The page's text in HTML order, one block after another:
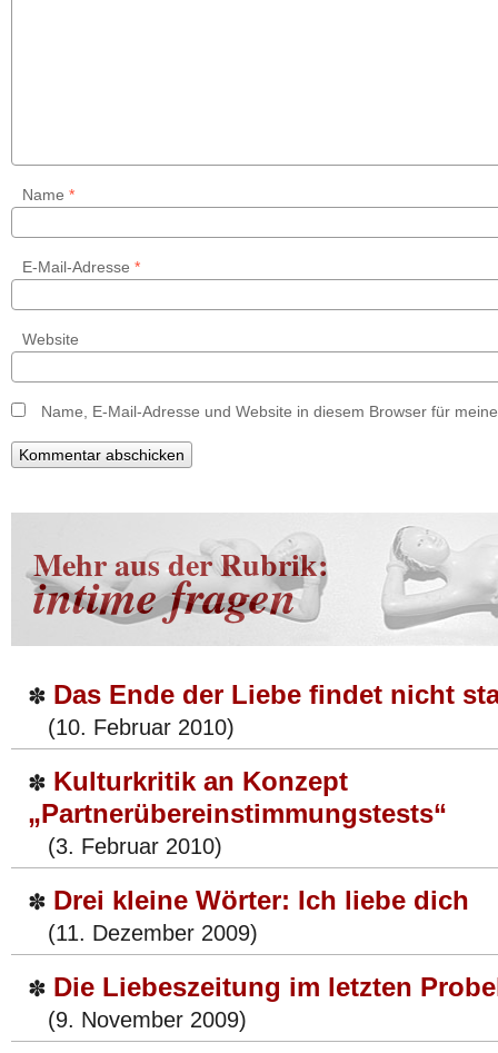
Name *
E-Mail-Adresse *
Website
Name, E-Mail-Adresse und Website in diesem Browser für
Mehr aus der Rubrik:
intime fragen
✽ Das Ende der Liebe findet nicht
(10. Februar 2010)
✽ Kulturkritik an Konzept
„Partnerübereinstimmungstests“
(3. Februar 2010)
✽ Drei kleine Wörter: Ich liebe dich
(11. Dezember 2009)
✽ Die Liebeszeitung im letzten
(9. November 2009)